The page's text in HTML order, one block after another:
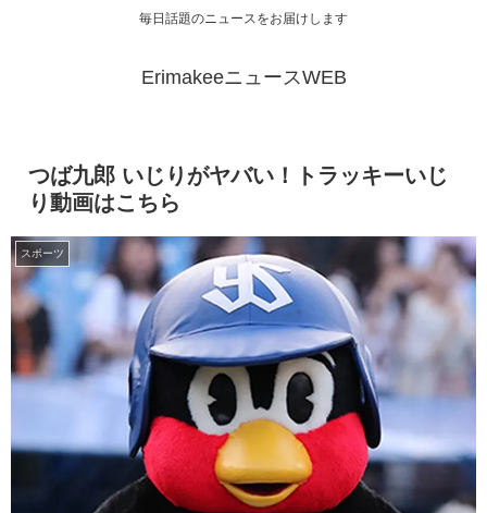
毎日話題のニュースをお届けします
ErimakeeニュースWEB
つば九郎 いじりがヤバい！トラッキーいじ
り動画はこちら
スポーツ